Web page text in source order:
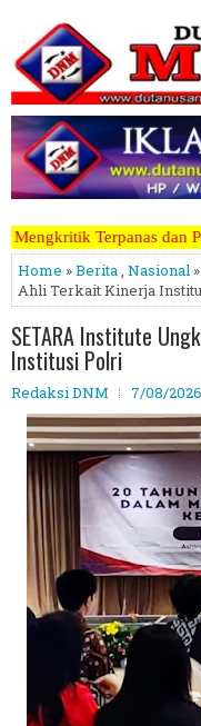
Terhadap
Home »Berita, Nasional
Ahli Terkait Kinerja
SETARA Institute
Institusi Polri
Redaksi DNM 7/08/